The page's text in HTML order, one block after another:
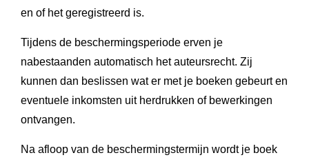
en of het geregistreerd is.
Tijdens de beschermingsperiode erven je
nabestaanden automatisch het auteursrecht. Zij
kunnen dan beslissen wat er met je boeken gebeurt en
eventuele inkomsten uit herdrukken of bewerkingen
ontvangen.
Na afloop van de beschermingstermijn wordt je boek